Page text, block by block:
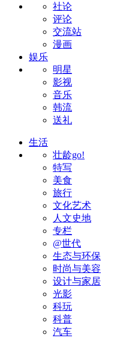
社论
评论
交流站
漫画
娱乐
明星
影视
音乐
韩流
送礼
生活
壮龄go!
特写
美食
旅行
文化艺术
人文史地
专栏
@世代
生态与环保
时尚与美容
设计与家居
光影
科玩
科普
汽车